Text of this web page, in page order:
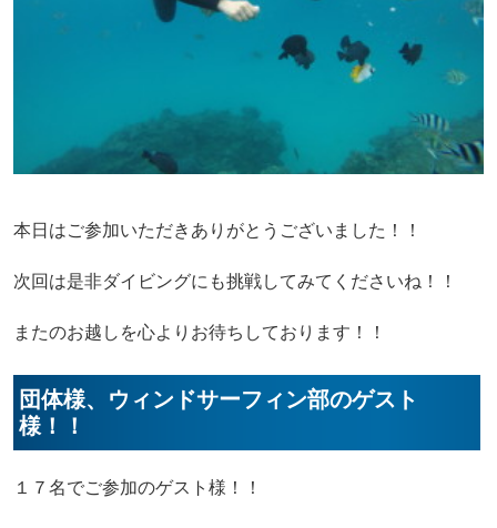
本日はご参加いただきありがとうございました！！
次回は是非ダイビングにも挑戦してみてくださいね！！
またのお越しを心よりお待ちしております！！
団体様、ウィンドサーフィン部のゲスト
様！！
１７名でご参加のゲスト様！！